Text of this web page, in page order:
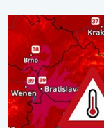
Extreme hitte in